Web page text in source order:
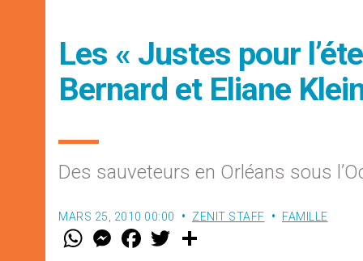
Les « Justes pour
Bernard et Eliane
Des sauveteurs en Orléans sous
MARS 25, 2010 00:00 ZENIT STAFF FAMILLE
W M
e
F
a w